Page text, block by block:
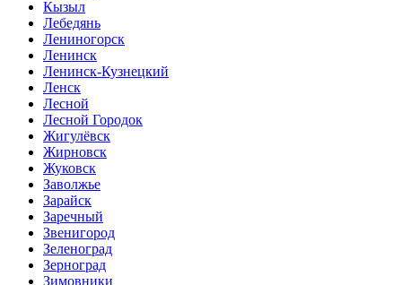
Кызыл
Лебедянь
Лениногорск
Ленинск
Ленинск-Кузнецкий
Ленск
Лесной
Лесной Городок
Жигулёвск
Жирновск
Жуковск
Заволжье
Зарайск
Заречный
Звенигород
Зеленоград
Зерноград
Зимовники